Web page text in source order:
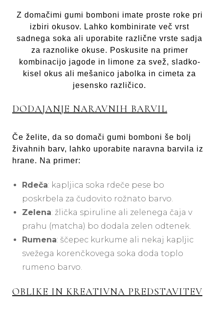
Z domačimi gumi bomboni imate proste roke pri
izbiri okusov. Lahko kombinirate več vrst
sadnega soka ali uporabite različne vrste sadja
za raznolike okuse. Poskusite na primer
kombinacijo jagode in limone za svež, sladko-
kisel okus ali mešanico jabolka in cimeta za
jesensko različico.
DODAJANJE NARAVNIH BARVIL
Če želite, da so domači gumi bomboni še bolj
živahnih barv, lahko uporabite naravna barvila iz
hrane. Na primer:
Rdeča: kapljica soka rdeče pese bo
poskrbela za čudovito rožnato barvo.
Zelena: žlička spiruline ali zelenega čaja v
prahu (matcha) bo dodala zelen odtenek.
Rumena: ščepec kurkume ali nekaj kapljic
svežega korenčkovega soka doda toplo
rumeno barvo.
OBLIKE IN KREATIVNA PREDSTAVITEV